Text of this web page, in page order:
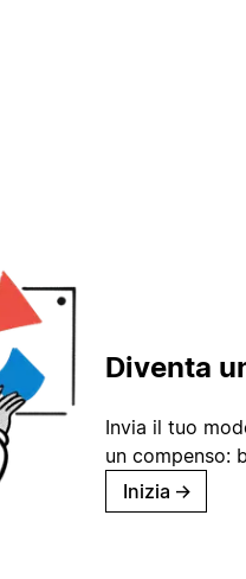
Diventa
Invia il tuo
un compenso:
Inizia →